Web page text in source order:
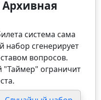
Архивная
система сама
набор сгенерирует
вопросов.
"Таймер" ограничит